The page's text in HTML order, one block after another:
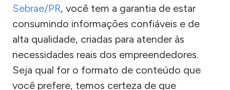
Sebrae/PR, você tem a garantia de estar
consumindo informações confiáveis e de
alta qualidade, criadas para atender às
necessidades reais dos empreendedores.
Seja qual for o formato de conteúdo que
você prefere, temos certeza de que